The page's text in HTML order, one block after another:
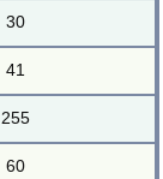
30
41
255
60